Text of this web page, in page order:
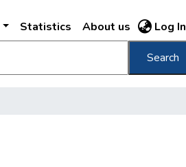
Statistics About us Log In
Search